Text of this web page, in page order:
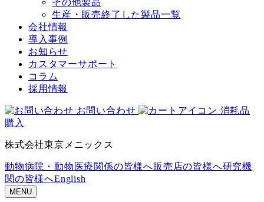
その他製品
生産・販売終了した製品一覧
会社情報
導入事例
お知らせ
カスタマーサポート
コラム
採用情報
お問い合わせ
消耗品
購入
株式会社東京メニックス
動物病院・動物医療関係の皆様へ販売店の皆様へ研究機
関の皆様へEnglish
MENU